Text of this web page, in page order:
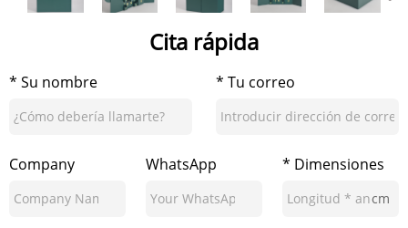
Cita rápida
* Su nombre * Tu correo
Company WhatsApp * Dimensiones
cm